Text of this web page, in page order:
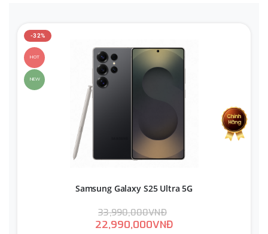
-32%
HOT
NEW
Samsung Galaxy S25 Ultra 5G
33,990,000VNĐ
22,990,000VNĐ